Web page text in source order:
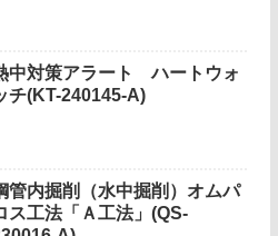
中対策アラート ハートウォ
チ(KT-240145-A)
管内掘削（水中掘削）オムパ
ス工法「Ａ工法」(QS-